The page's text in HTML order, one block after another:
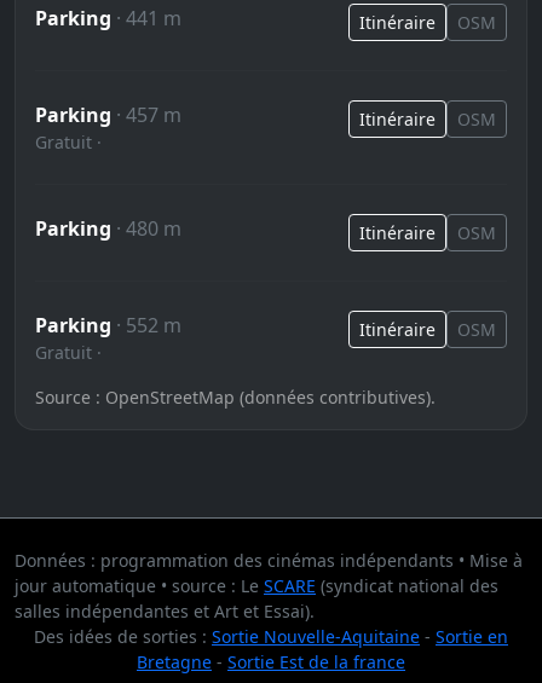
Parking · 441 m Itinéraire OSM
Parking · 457 m
Gratuit ·
Itinéraire OSM
Parking · 480 m Itinéraire OSM
Parking · 552 m
Gratuit ·
Itinéraire OSM
Source : OpenStreetMap (données contributives).
Données : programmation des cinémas indépendants • Mise à
jour automatique • source : Le SCARE (syndicat national des
salles indépendantes et Art et Essai).
Des idées de sorties : Sortie Nouvelle-Aquitaine - Sortie en
Bretagne - Sortie Est de la france